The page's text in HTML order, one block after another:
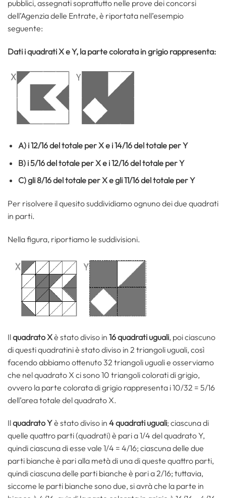
pubblici, assegnati soprattutto nelle prove dei concorsi
dell’Agenzia delle Entrate, è riportata nell’esempio
seguente:
Dati i quadrati X e Y, la parte colorata in grigio rappresenta:
A) i 12/16 del totale per X e i 14/16 del totale per Y
B) i 5/16 del totale per X e i 12/16 del totale per Y
C) gli 8/16 del totale per X e gli 11/16 del totale per Y
Per risolvere il quesito suddividiamo ognuno dei due quadrati
in parti.
Nella figura, riportiamo le suddivisioni.
Ilquadrato Xè stato diviso in 16 quadrati uguali, poi ciascuno
di questi quadratini è stato diviso in 2 triangoli uguali, così
facendo abbiamo ottenuto 32 triangoli uguali e osserviamo
che nel quadrato X ci sono 10 triangoli colorati di grigio,
ovvero la parte colorata di grigio rappresenta i 10/32 = 5/16
dell’area totale del quadrato X.
Ilquadrato Yè stato diviso in 4 quadrati uguali; ciascuna di
quelle quattro parti (quadrati) è pari a 1/4 del quadrato Y,
quindi ciascuna di esse vale 1/4 = 4/16; ciascuna delle due
parti bianche è pari alla metà di una di queste quattro parti,
quindi ciascuna delle parti bianche è pari a 2/16; tuttavia,
siccome le parti bianche sono due, si avrà che la parte in